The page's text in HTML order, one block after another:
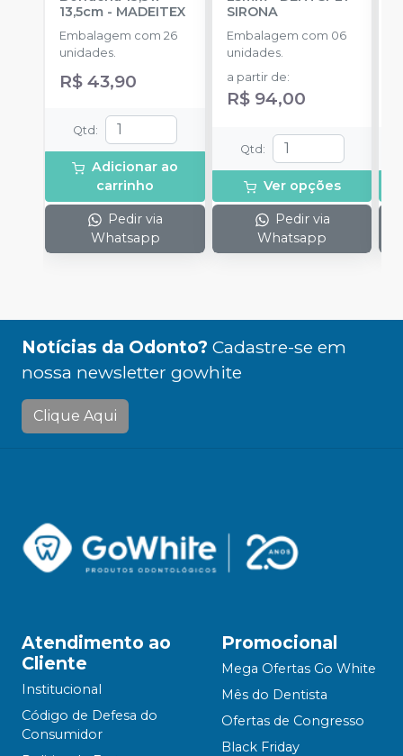
13,5cm - MADEITEX
Embalagem com 26
unidades.
R$ 43,90
Qtd :
Adicionar ao
carrinho
Pedir via
Whatsapp
SIRONA
Embalagem com 06
unidades.
a partir de:
R$ 94,00
Qtd :
Ver opções
Pedir via
Whatsapp
Notícias da Odonto? Cadastre-se em
nossa newsletter gowhite
Clique Aqui
Atendimento ao
Cliente
Institucional
Código de Defesa do
Consumidor
Promocional
Mega Ofertas Go White
Mês do Dentista
Ofertas de Congresso
Black Friday